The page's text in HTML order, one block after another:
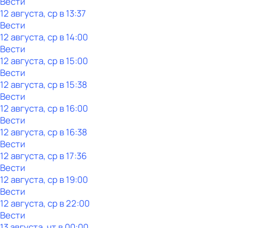
12 августа, ср в 13:37
Вести
12 августа, ср в 14:00
Вести
12 августа, ср в 15:00
Вести
12 августа, ср в 15:38
Вести
12 августа, ср в 16:00
Вести
12 августа, ср в 16:38
Вести
12 августа, ср в 17:36
Вести
12 августа, ср в 19:00
Вести
12 августа, ср в 22:00
Вести